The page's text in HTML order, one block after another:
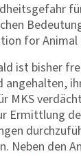
for Animal
ist bisher
MKS
Ermittlung
Neben den